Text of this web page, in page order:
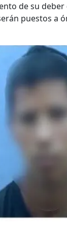
de su deber
puestos a